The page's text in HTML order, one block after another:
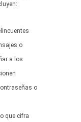
o
a los
o
que cifra